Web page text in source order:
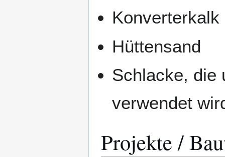
Konverterkalk
Hüttensand
Schlacke, die
verwendet
Projekte /